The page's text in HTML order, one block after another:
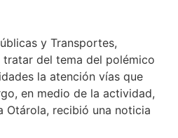
y Transportes,
del tema del polémico
la atención vías que
en medio de la actividad,
Otárola, recibió una noticia